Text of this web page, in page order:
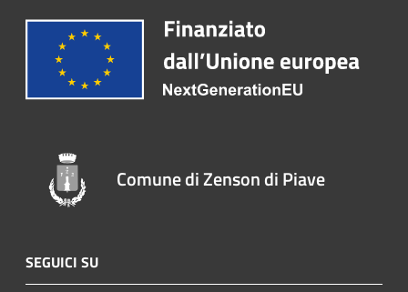
Comune di Zenson di Piave
SEGUICI SU